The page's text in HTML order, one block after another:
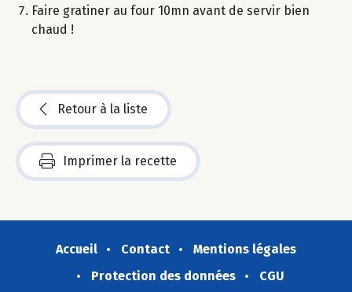
Faire gratiner au four 10mn avant de servir bien
chaud !
Retour à la liste
Imprimer la recette
Accueil Contact
Mentions légales
Protection des données
CGU